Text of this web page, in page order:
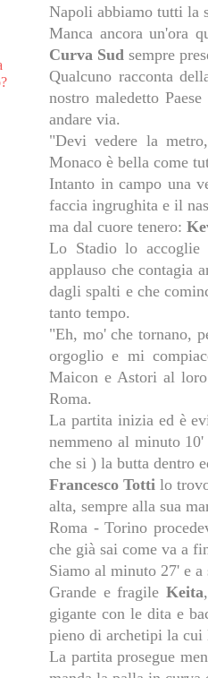
Napoli abbiamo tutti la
Manca ancora un'ora
Curva Sud sempre
Qualcuno racconta
nostro maledetto
andare via.
"Devi vedere la
Monaco è bella come
Intanto in campo una
faccia ingrughita e il
ma dal cuore tenero:
Lo Stadio lo accoglie
applauso che contagia
dagli spalti e che
tanto tempo.
"Eh, mo' che tornano,
orgoglio e mi
Maicon e Astori al
Roma.
La partita inizia ed è
nemmeno al minuto 10'
che si ) la butta dentro
Francesco Tottilo
alta, sempre alla sua
Roma - Torino
che già sai come va a
Siamo al minuto 27' e
Grande e fragile Keita
gigante con le dita e
pieno di archetipi la cui
La partita prosegue